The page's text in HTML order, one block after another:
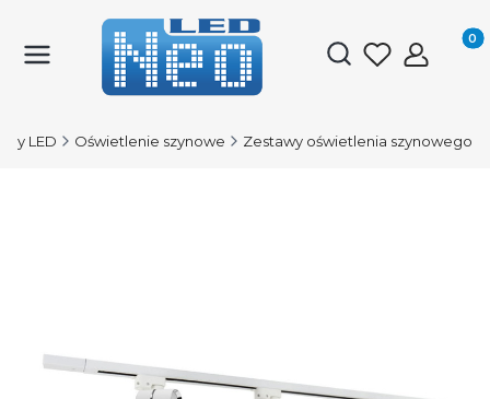
Otwórz
LED Oświetlenie szynowe Zestawy oświetlenia szynowego